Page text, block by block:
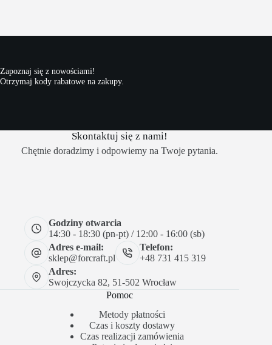
Zapoznaj się z nowościami!
Otrzymaj kody rabatowe na zakupy.
Skontaktuj się z nami!
Chętnie doradzimy i odpowiemy na Twoje pytania.
Godziny otwarcia
14:30 - 18:30 (pn-pt) / 12:00 - 16:00 (sb)
Adres e-mail:
sklep@forcraft.pl
Telefon:
+48 731 415 319
Adres:
Swojczycka 82, 51-502 Wrocław
Pomoc
Metody płatności
Czas i koszty dostawy
Czas realizacji zamówienia